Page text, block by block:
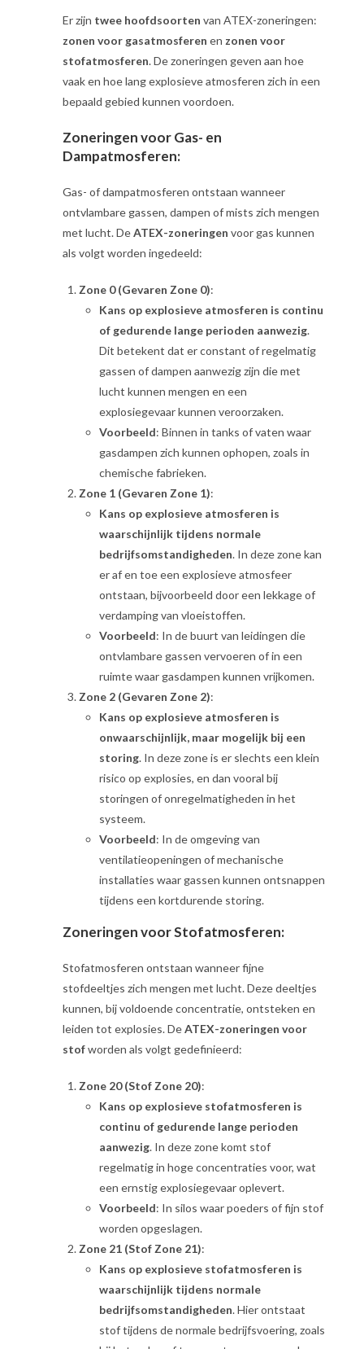
Er zijn twee hoofdsoorten van ATEX-zoneringen:
zonen voor gasatmosferen en zonen voor
stofatmosferen. De zoneringen geven aan hoe
vaak en hoe lang explosieve atmosferen zich in een
bepaald gebied kunnen voordoen.
Zoneringen voor Gas- en
Dampatmosferen:
Gas- of dampatmosferen ontstaan wanneer
ontvlambare gassen, dampen of mists zich mengen
met lucht. DeATEX-zoneringen voor gas kunnen
als volgt worden ingedeeld:
Zone 0 (Gevaren Zone 0):
Kans op explosieve atmosferen is continu
of gedurende lange perioden aanwezig.
Dit betekent dat er constant of regelmatig
gassen of dampen aanwezig zijn die met
lucht kunnen mengen en een
explosiegevaar kunnen veroorzaken.
Voorbeeld: Binnen in tanks of vaten waar
gasdampen zich kunnen ophopen, zoals in
chemische fabrieken.
Zone 1 (Gevaren Zone 1):
Kans op explosieve atmosferen is
waarschijnlijk tijdens normale
bedrijfsomstandigheden. In deze zone kan
er af en toe een explosieve atmosfeer
ontstaan, bijvoorbeeld door een lekkage of
verdamping van vloeistoffen.
Voorbeeld: In de buurt van leidingen die
ontvlambare gassen vervoeren of in een
ruimte waar gasdampen kunnen vrijkomen.
Zone 2 (Gevaren Zone 2):
Kans op explosieve atmosferen is
onwaarschijnlijk, maar mogelijk bij een
storing. In deze zone is er slechts een klein
risico op explosies, en dan vooral bij
storingen of onregelmatigheden in het
systeem.
Voorbeeld: In de omgeving van
ventilatieopeningen of mechanische
installaties waar gassen kunnen ontsnappen
tijdens een kortdurende storing.
Zoneringen voor Stofatmosferen:
Stofatmosferen ontstaan wanneer fijne
stofdeeltjes zich mengen met lucht. Deze deeltjes
kunnen, bij voldoende concentratie, ontsteken en
leiden tot explosies. DeATEX-zoneringen voor
stofworden als volgt gedefinieerd:
Zone 20 (Stof Zone 20):
Kans op explosieve stofatmosferen is
continu of gedurende lange perioden
aanwezig. In deze zone komt stof
regelmatig in hoge concentraties voor, wat
een ernstig explosiegevaar oplevert.
Voorbeeld: In silos waar poeders of fijn stof
worden opgeslagen.
Zone 21 (Stof Zone 21):
Kans op explosieve stofatmosferen is
waarschijnlijk tijdens normale
bedrijfsomstandigheden. Hier ontstaat
stof tijdens de normale bedrijfsvoering, zoals